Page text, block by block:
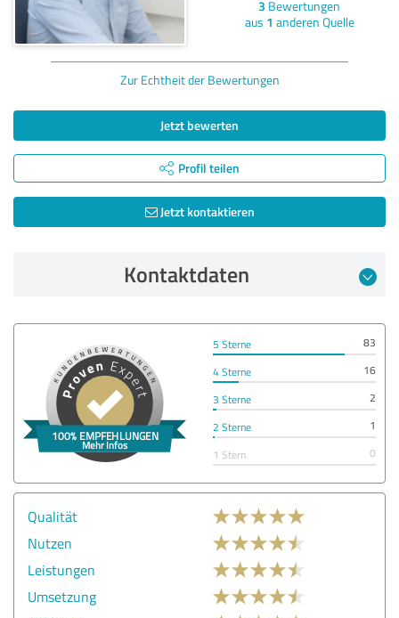
3 Bewertungen
aus 1 anderen Quelle
Zur Echtheit der Bewertungen
Jetzt bewerten
Profil teilen
Jetzt kontaktieren
Kontaktdaten
5 Sterne
83
4 Sterne
16
3 Sterne
2
2 Sterne
1
1 Stern
0
Qualität
Nutzen
Leistungen
Umsetzung